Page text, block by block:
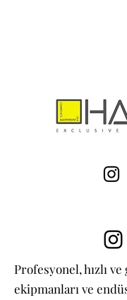
Profesyonel, hızlı
ekipmanları ve